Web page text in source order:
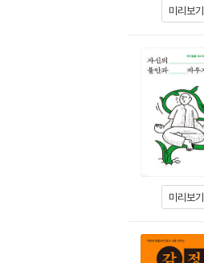
미리보기
미리보기